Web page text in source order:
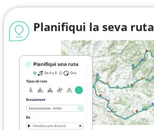
Planifiqui la seva ruta